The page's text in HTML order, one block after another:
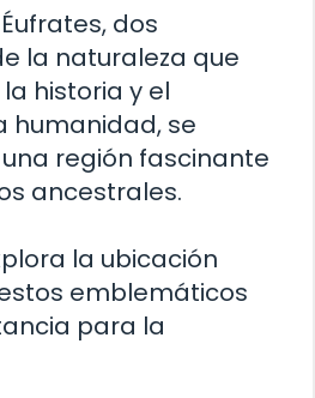
dos
la naturaleza que
historia y el
humanidad, se
región fascinante
ancestrales.
la ubicación
emblemáticos
para la